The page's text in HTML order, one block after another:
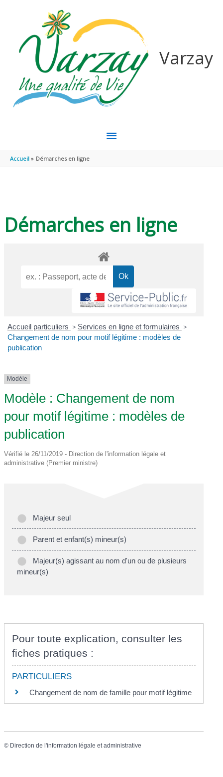
Varzay
MENU
Accueil Démarches en ligne
Démarches en ligne
Accueil particuliers > Services en ligne et formulaires >
Changement de nom pour motif légitime : modèles de
publication
Modèle
Modèle : Changement de nom
pour motif légitime : modèles de
publication
Vérifié le 26/11/2019 - Direction de l'information légale et
administrative (Premier ministre)
Majeur seul
Parent et enfant(s) mineur(s)
Majeur(s) agissant au nom d'un ou de plusieurs
mineur(s)
Pour toute explication, consulter les
fiches pratiques :
PARTICULIERS
Changement de nom de famille pour motif légitime
© Direction de l'information légale et administrative